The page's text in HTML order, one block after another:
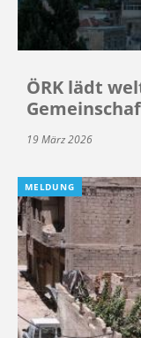
ÖRK lädt
19 März 2026
MELDUNG